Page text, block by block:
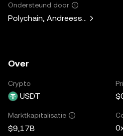
Ondersteund door
Polychain, Andreessen
Over
Crypto
USDT
Marktkapitalisatie
$9,17B